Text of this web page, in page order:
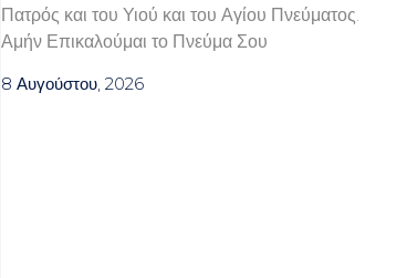
Πατρός και του Υιού και του Αγίου Πνεύματος.
Αμήν Επικαλούμαι το Πνεύμα Σου
8 Αυγούστου, 2026